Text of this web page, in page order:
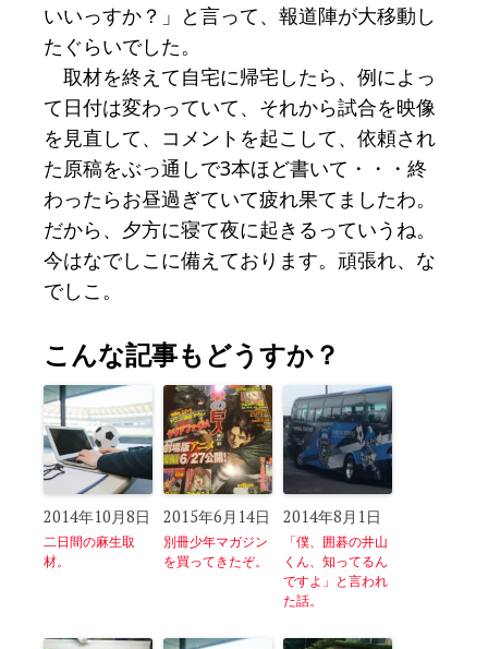
いいっすか？」と言って、報道陣が大移動し
たぐらいでした。
取材を終えて自宅に帰宅したら、例によっ
て日付は変わっていて、それから試合を映像
を見直して、コメントを起こして、依頼され
た原稿をぶっ通しで3本ほど書いて・・・終
わったらお昼過ぎていて疲れ果てましたわ。
だから、夕方に寝て夜に起きるっていうね。
今はなでしこに備えております。頑張れ、な
でしこ。
こんな記事もどうすか？
2014年10月8日
二日間の麻生取
材。
2015年6月14日
別冊少年マガジン
を買ってきたぞ。
2014年8月1日
「僕、囲碁の井山
くん、知ってるん
ですよ」と言われ
た話。